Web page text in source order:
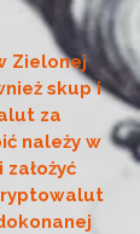
Zielonej
skup i
za
należy w